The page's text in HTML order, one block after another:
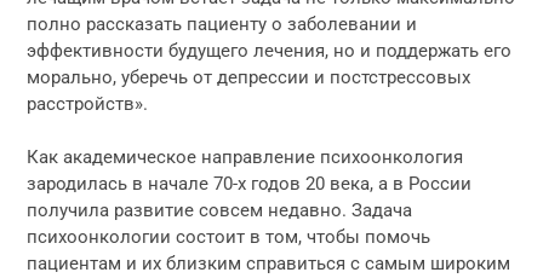
полно рассказать пациенту о заболевании и
эффективности будущего лечения, но и поддержать его
морально, уберечь от депрессии и постстрессовых
расстройств».
Как академическое направление психоонкология
зародилась в начале 70-х годов 20 века, а в России
получила развитие совсем недавно. Задача
психоонкологии состоит в том, чтобы помочь
пациентам и их близким справиться с самым широким